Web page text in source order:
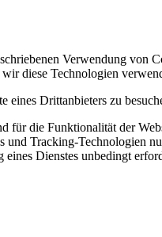
Verwendung von
diese Technologien
eines Drittanbieters zu
die Funktionalität der
Tracking-Technologien
Dienstes unbedingt